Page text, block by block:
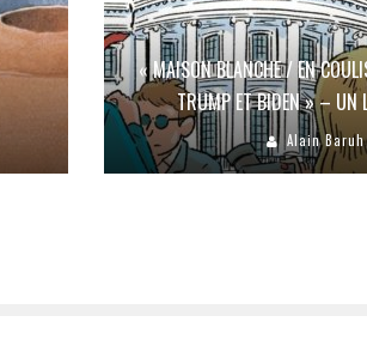
« MAISON BLANCHE / EN
TRUMP ET BIDEN » – UN
Alain Baruh